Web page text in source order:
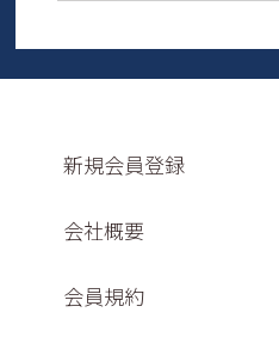
新規会員登録
会社概要
会員規約